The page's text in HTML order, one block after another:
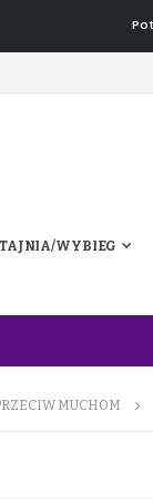
WYBIEG
MUCHOM